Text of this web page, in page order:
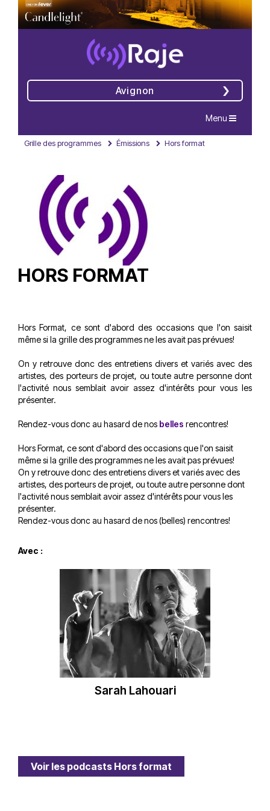
Avignon
Navigation
Menu
Grille des programmes Émissions Hors format
HORS FORMAT
Hors Format, ce sont d'abord des occasions que l'on saisit
même si la grille des programmes ne les avait pas prévues!
On y retrouve donc des entretiens divers et variés avec des
artistes, des porteurs de projet, ou toute autre personne dont
l'activité nous semblait avoir assez d'intérêts pour vous les
présenter.
Rendez-vous donc au hasard de nos belles rencontres!
Hors Format, ce sont d'abord des occasions que l'on saisit
même si la grille des programmes ne les avait pas prévues!
On y retrouve donc des entretiens divers et variés avec des
artistes, des porteurs de projet, ou toute autre personne dont
l'activité nous semblait avoir assez d'intérêts pour vous les
présenter.
Rendez-vous donc au hasard de nos (belles) rencontres!
Avec :
Sarah Lahouari
Voir les podcasts Hors format